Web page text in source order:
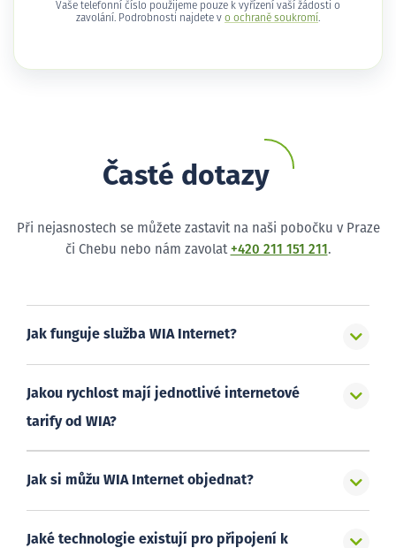
Vaše telefonní číslo použijeme pouze k vyřízení vaší žádosti o
zavolání. Podrobnosti najdete v o ochraně soukromí .
Časté dotazy
Při nejasnostech se můžete zastavit na naši pobočku v Praze
či Chebu nebo nám zavolat +420 211 151 211 .
Jak funguje služba WIA Internet?
Jakou rychlost mají jednotlivé internetové
tarify od WIA?
Jak si můžu WIA Internet objednat?
Jaké technologie existují pro připojení k